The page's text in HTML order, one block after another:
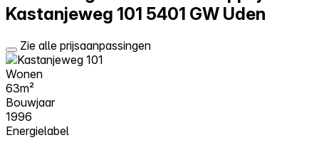
Kastanjeweg 101 5401 GW Uden
Zie alle prijsaanpassingen
Wonen
63m²
Bouwjaar
1996
Energielabel